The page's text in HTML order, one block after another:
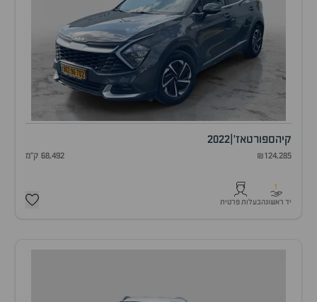
קיהספורטאז' 2022
₪124,285 68,492 ק"מ
1
יד ראשונהבעלות פרטית